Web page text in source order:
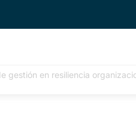
gestión en resiliencia